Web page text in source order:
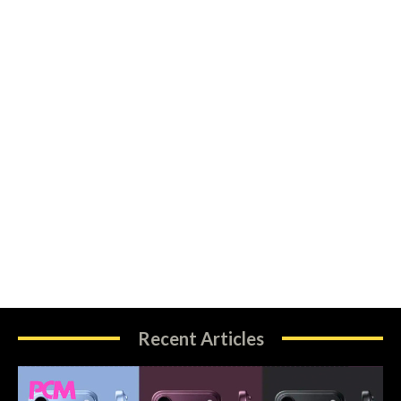
Recent Articles